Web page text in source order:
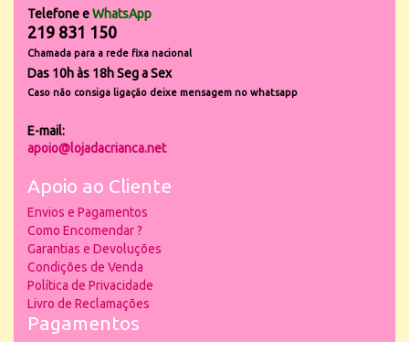
Telefone eWhatsApp
219 831 150
Chamada para a rede fixa nacional
Das 10h às 18h Seg a Sex
Caso não consiga ligação deixe mensagem no whatsapp
E-mail:
apoio@lojadacrianca.net
Apoio ao Cliente
Envios e Pagamentos
Como Encomendar ?
Garantias e Devoluções
Condições de Venda
Política de Privacidade
Livro de Reclamações
Pagamentos